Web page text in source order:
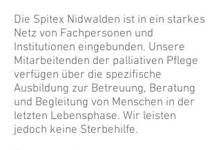
Die Spitex Nidwalden ist in ein starkes
Netz von Fachpersonen und
Institutionen eingebunden. Unsere
Mitarbeitenden der palliativen Pflege
verfügen über die spezifische
Ausbildung zur Betreuung, Beratung
und Begleitung von Menschen in der
letzten Lebensphase. Wir leisten
jedoch keine Sterbehilfe.